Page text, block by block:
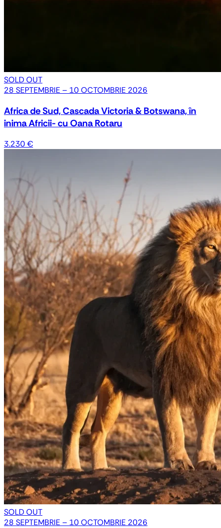
SOLD OUT
28 SEPTEMBRIE – 10 OCTOMBRIE 2026
Africa de Sud, Cascada Victoria & Botswana, în
inima Africii- cu Oana Rotaru
3.230 €
SOLD OUT
28 SEPTEMBRIE – 10 OCTOMBRIE 2026